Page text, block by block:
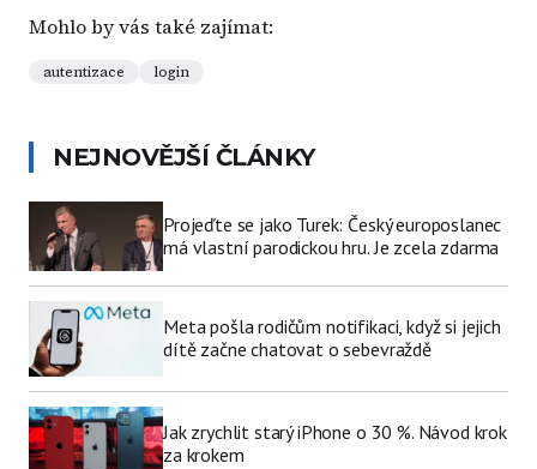
Mohlo by vás také zajímat:
autentizace login
NEJNOVĚJŠÍ ČLÁNKY
Projeďte se jako Turek: Český europoslanec
má vlastní parodickou hru. Je zcela zdarma
Meta pošla rodičům notifikaci, když si jejich
dítě začne chatovat o sebevraždě
Jak zrychlit starý iPhone o 30 %. Návod krok
za krokem